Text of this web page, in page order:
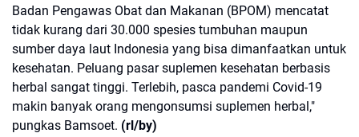
Badan Pengawas Obat dan Makanan (BPOM) mencatat
tidak kurang dari 30.000 spesies tumbuhan maupun
sumber daya laut Indonesia yang bisa dimanfaatkan untuk
kesehatan. Peluang pasar suplemen kesehatan berbasis
herbal sangat tinggi. Terlebih, pasca pandemi Covid-19
makin banyak orang mengonsumsi suplemen herbal,"
pungkas Bamsoet. (rl/by)